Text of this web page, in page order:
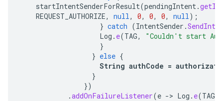
startIntentSenderForResult(pendingIntent.
REQUEST_AUTHORIZE, null, 0, 0, 0, null);
} catch (IntentSender .
Log . e(TAG,
"Couldn't start
}
} else {
String authCode =
}
})
.addOnFailureListener(e -> Log . e(TAG